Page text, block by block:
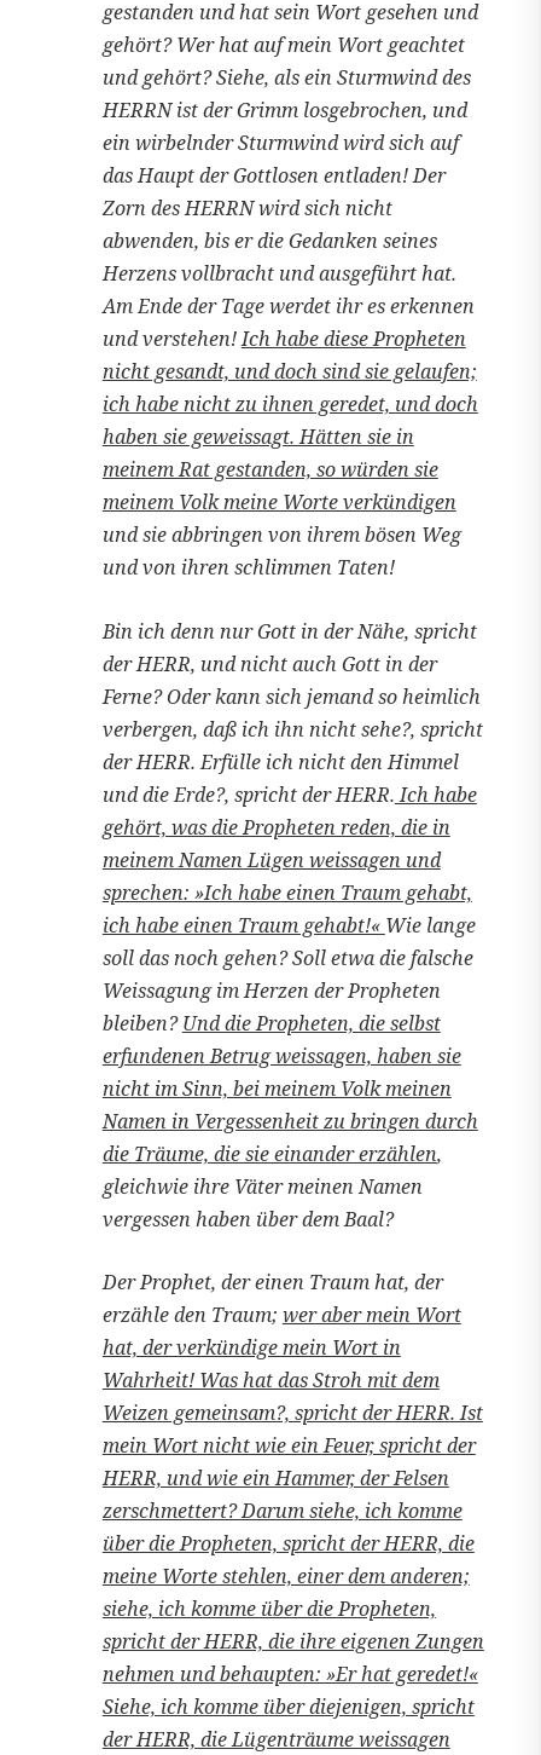
gestanden und hat sein Wort gesehen und
gehört? Wer hat auf mein Wort geachtet
und gehört? Siehe, als ein Sturmwind des
HERRN ist der Grimm losgebrochen, und
ein wirbelnder Sturmwind wird sich auf
das Haupt der Gottlosen entladen! Der
Zorn des HERRN wird sich nicht
abwenden, bis er die Gedanken seines
Herzens vollbracht und ausgeführt hat.
Am Ende der Tage werdet ihr es erkennen
und verstehen!Ich habe diese Propheten
nicht gesandt, und doch sind sie gelaufen;
ich habe nicht zu ihnen geredet, und doch
haben sie geweissagt. Hätten sie in
meinem Rat gestanden, so würden sie
meinem Volk meine Worte verkündigen
und sie abbringen von ihrem bösen Weg
und von ihren schlimmen Taten!
Bin ich denn nur Gott in der Nähe, spricht
der HERR, und nicht auch Gott in der
Ferne? Oder kann sich jemand so heimlich
verbergen, daß ich ihn nicht sehe?, spricht
der HERR. Erfülle ich nicht den Himmel
und die Erde?, spricht der HERR.Ich habe
gehört, was die Propheten reden, die in
meinem Namen Lügen weissagen und
sprechen: »Ich habe einen Traum gehabt,
ich habe einen Traum gehabt!« Wie lange
soll das noch gehen? Soll etwa die falsche
Weissagung im Herzen der Propheten
bleiben?Und die Propheten, die selbst
erfundenen Betrug weissagen, haben sie
nicht im Sinn, bei meinem Volk meinen
Namen in Vergessenheit zu bringen durch
die Träume, die sie einander erzählen,
gleichwie ihre Väter meinen Namen
vergessen haben über dem Baal?
Der Prophet, der einen Traum hat, der
erzähle den Traum; wer aber mein Wort
hat, der verkündige mein Wort in
Wahrheit! Was hat das Stroh mit dem
Weizen gemeinsam?, spricht der HERR. Ist
mein Wort nicht wie ein Feuer, spricht der
HERR, und wie ein Hammer, der Felsen
zerschmettert? Darum siehe, ich komme
über die Propheten, spricht der HERR, die
meine Worte stehlen, einer dem anderen;
siehe, ich komme über die Propheten,
spricht der HERR, die ihre eigenen Zungen
nehmen und behaupten: »Er hat geredet!«
Siehe, ich komme über diejenigen, spricht
der HERR, die Lügenträume weissagen